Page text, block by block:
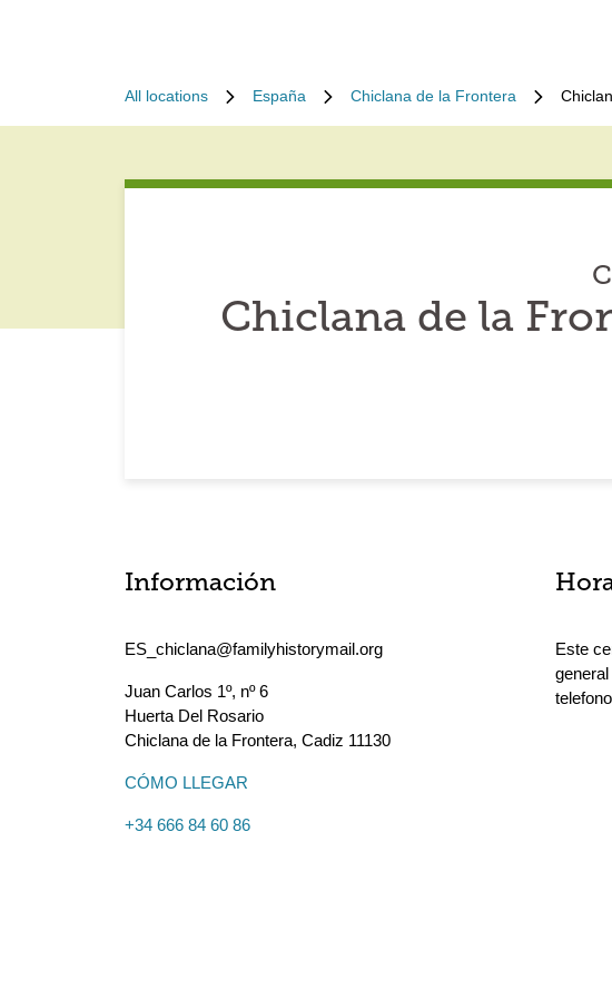
All locations España Chiclana de la Frontera
Chiclana de la
Información
ES_chiclana@familyhistorymail.org
Juan Carlos 1º, nº 6
Huerta Del Rosario
Chiclana de la Frontera, Cadiz 11130
CÓMO LLEGAR
+34 666 84 60 86
Este